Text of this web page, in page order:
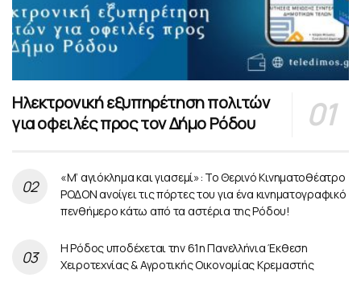
Ηλεκτρονική εξυπηρέτηση πολιτών
για οφειλές προς τον Δήμο Ρόδου
«Μ’ αγιόκλημα και γιασεμί»: Το Θερινό Κινηματοθέατρο
ΡΟΔΟΝ ανοίγει τις πόρτες του για ένα κινηματογραφικό
πενθήμερο κάτω από τα αστέρια της Ρόδου!
Η Ρόδος υποδέχεται την 61η Πανελλήνια Έκθεση
Χειροτεχνίας & Αγροτικής Οικονομίας Κρεμαστής